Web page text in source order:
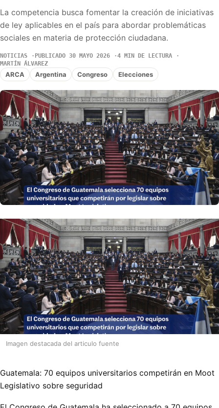
La competencia busca fomentar la creación de iniciativas
de ley aplicables en el país para abordar problemáticas
sociales en materia de protección ciudadana.
NOTICIAS PUBLICADO 30 MAYO 2026
4 MIN DE LECTURA
MARTÍN ÁLVAREZ
ARCA Argentina Congreso Elecciones
Imagen destacada del articulo fuente
Guatemala: 70 equipos universitarios competirán en Moot
Legislativo sobre seguridad